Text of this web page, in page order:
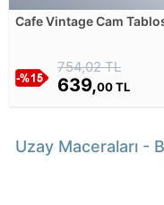
Cafe Vintage Cam
754,02 TL
639,00 TL
Uzay Maceraları -